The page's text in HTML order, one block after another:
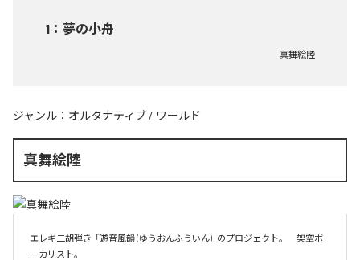
1 ： 夢の小舟
真舞絵陸
ジャンル： オルタナティブ / ワールド
真舞絵陸
エレキ二胡弾き  「遊音風韻 (ゆうおんふういん)」のプロジェクト。　架空ボ
ーカリスト。